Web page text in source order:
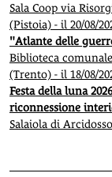
Sala Coop via
(Pistoia) - il 20/08/
"Atlante delle
Biblioteca
(Trento) - il 18/08/
Festa della luna
riconnessione
Salaiola di